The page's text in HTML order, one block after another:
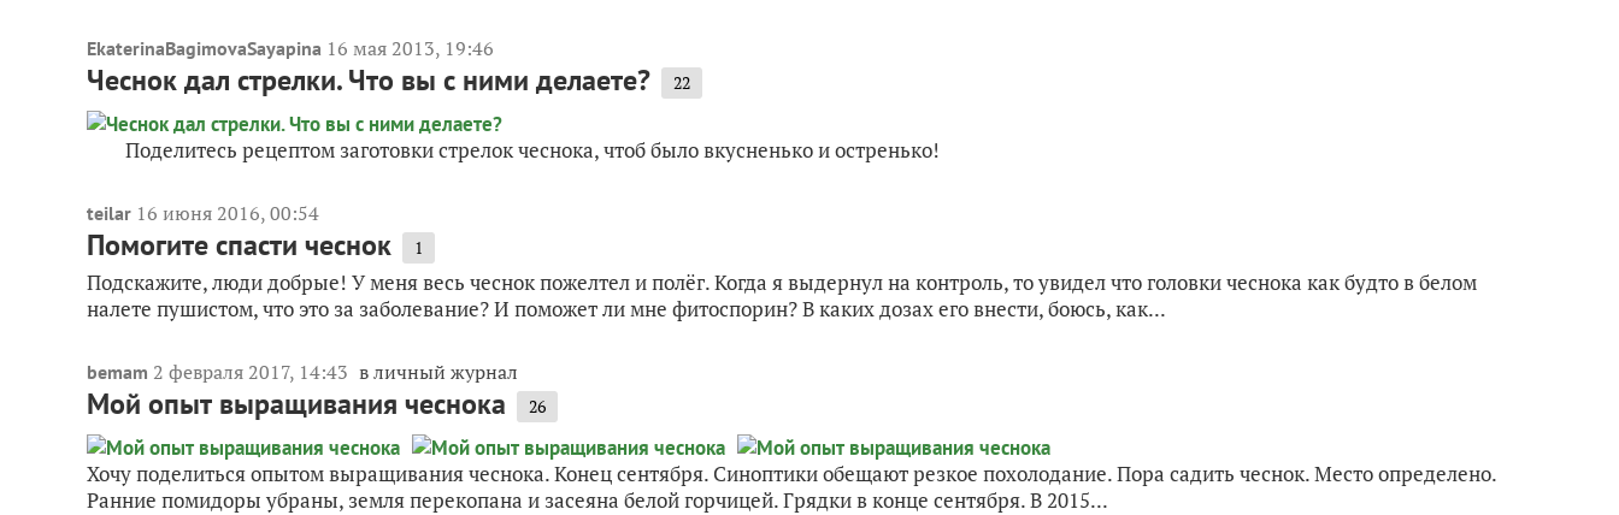
EkaterinaBagimovaSayapina 16 мая 2013, 19:46
Чеснок дал стрелки. Что вы с ними делаете? 22
Поделитесь рецептом заготовки стрелок чеснока, чтоб было вкусненько и остренько!
teilar 16 июня 2016, 00:54
Помогите спасти чеснок 1
Подскажите, люди добрые! У меня весь чеснок пожелтел и полёг. Когда я выдернул на контроль, то увидел что головки чеснока как будто в белом
налете пушистом, что это за заболевание? И поможет ли мне фитоспорин? В каких дозах его внести, боюсь, как...
bemam 2 февраля 2017, 14:43 в личный журнал
Мой опыт выращивания чеснока 26
Хочу поделиться опытом выращивания чеснока. Конец сентября. Синоптики обещают резкое похолодание. Пора садить чеснок. Место определено.
Ранние помидоры убраны, земля перекопана и засеяна белой горчицей. Грядки в конце сентября. В 2015...